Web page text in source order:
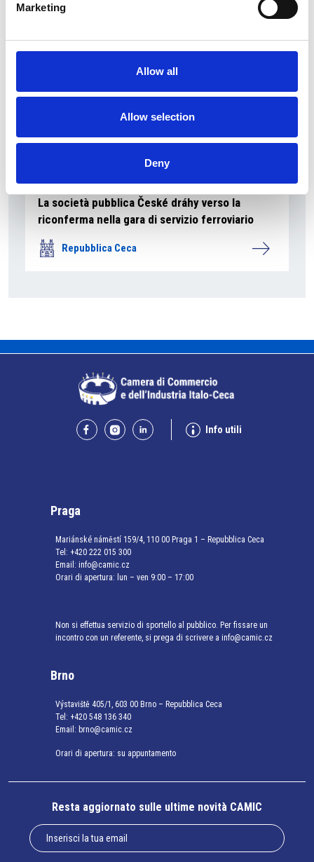
Marketing
Allow all
Allow selection
Deny
La società pubblica České dráhy verso la
riconferma nella gara di servizio ferroviario
Repubblica Ceca
Info utili
Praga
Mariánské náměstí 159/4, 110 00 Praga 1 – Repubblica Ceca
Tel: +420 222 015 300
Email: info@camic.cz
Orari di apertura: lun – ven 9:00 – 17:00
Non si effettua servizio di sportello al pubblico. Per fissare un
incontro con un referente, si prega di scrivere a info@camic.cz
Brno
Výstaviště 405/1, 603 00 Brno – Repubblica Ceca
Tel: +420 548 136 340
Email: brno@camic.cz
Orari di apertura: su appuntamento
Resta aggiornato sulle ultime novità CAMIC